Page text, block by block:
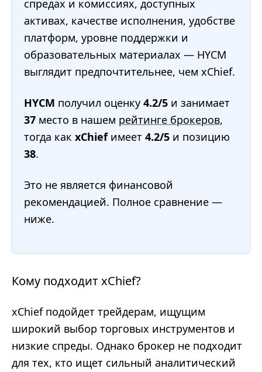
спредах и комиссиях, доступных
активах, качестве исполнения, удобстве
платформ, уровне поддержки и
образовательных материалах — HYCM
выглядит предпочтительнее, чем xChief.
HYCM получил оценку 4.2/5 и занимает
37 место в нашем рейтинге брокеров,
тогда как xChiefимеет 4.2/5 и позицию
38.
Это не является финансовой
рекомендацией. Полное сравнение —
ниже.
Кому подходит xChief?
xChief подойдет трейдерам, ищущим
широкий выбор торговых инструментов и
низкие спреды. Однако брокер не подходит
для тех, кто ищет сильный аналитический